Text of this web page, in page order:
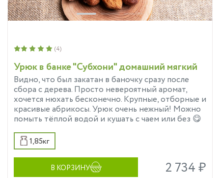
Урюк в банке "Субхони" домашний мягкий
Видно, что был закатан в баночку сразу после
сбора с дерева. Просто невероятный аромат,
хочется нюхать бесконечно. Крупные, отборные и
красивые абрикосы. Урюк очень нежный! Можно
помыть тёплой водой и кушать с чаем или без 😋
(4)
1,85кг
В КОРЗИНУ 2 734 ₽